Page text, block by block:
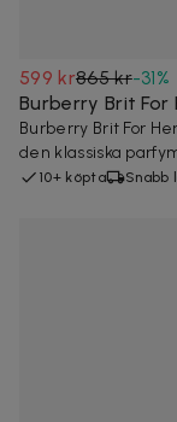
599 kr865 kr-31%
Burberry Brit For
Burberry Brit For
den klassiska
10+ köpta Snabb